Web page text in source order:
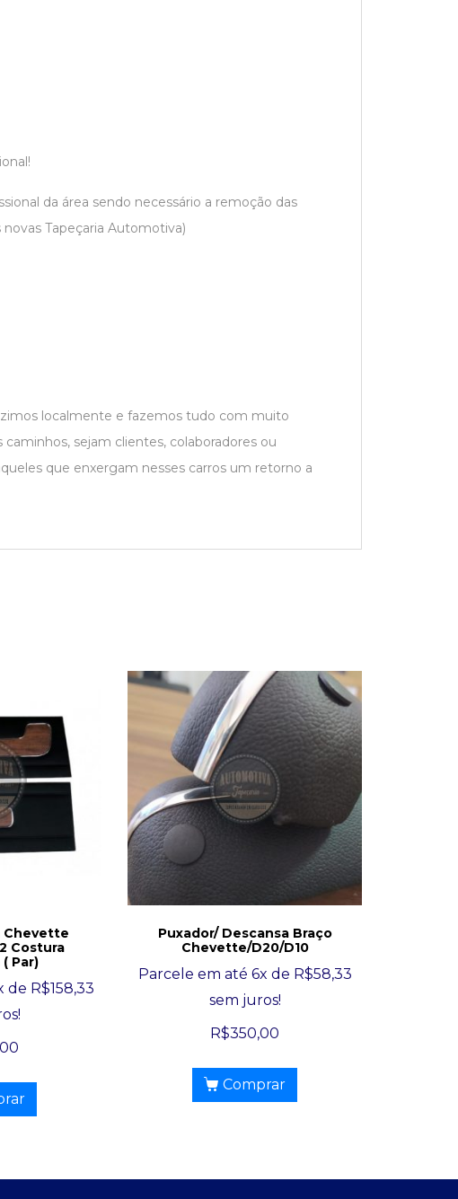
da área sendo necessário a remoção das
Tapeçaria Automotiva)
localmente e fazemos tudo com muito
sejam clientes, colaboradores ou
que enxergam nesses carros um retorno a
Chevette
Costura
Par)
de R$158,33
Puxador/ Descansa Braço
Chevette/D20/D10
Parcele em até 6x de R$58,33
sem juros!
R$350,00
Comprar